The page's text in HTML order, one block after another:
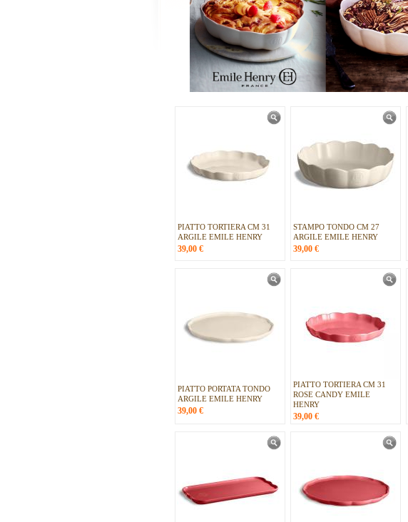
PIATTO TORTIERA CM 31
ARGILE EMILE HENRY
39,00 €
STAMPO TONDO CM 27
ARGILE EMILE HENRY
39,00 €
PIATTO PORTATA TONDO
ARGILE EMILE HENRY
39,00 €
PIATTO TORTIERA CM 31
ROSE CANDY EMILE
HENRY
39,00 €